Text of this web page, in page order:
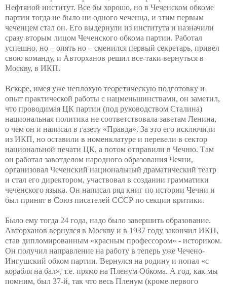
Нефтяной институт. Все бы хорошо, но в Чеченском обкоме
партии тогда не было ни одного чеченца, и этим первым
чеченцем стал он. Его выдернули из института и назначили
сразу вторым лицом Чеченского обкома партии. Работал
успешно, но – опять но – сменился первый секретарь, привел
свою команду, и Авторханов решил все-таки вернуться в
Москву, в ИКП.
Вскоре, имея уже неплохую теоретическую подготовку и
опыт практической работы с нацменьшинствами, он заметил,
что проводимая ЦК партии (под руководством Сталина)
национальная политика не соответствовала заветам Ленина,
о чем он и написал в газету «Правда». За это его исключили
из ИКП, но оставили в номенклатуре и перевели в сектор
национальной печати ЦК, а потом отправили в Чечню. Там
он работал завотделом народного образования Чечни,
организовал Чеченский национальный драматический театр
и стал его директором, участвовал в создании грамматики
чеченского языка. Он написал ряд книг по истории Чечни и
был принят в Союз писателей СССР по секции критики.
Было ему тогда 24 года, надо было завершить образование.
Авторханов вернулся в Москву и в 1937 году закончил ИКП,
став дипломированным «красным профессором» - историком.
Он получил направление на работу в теперь уже Чечено-
Ингушский обком партии. Вернулся на родину и попал «с
корабля на бал», т.е. прямо на Пленум Обкома. А год, как мы
помним, был 37-й, так что весь Пленум (кроме первого